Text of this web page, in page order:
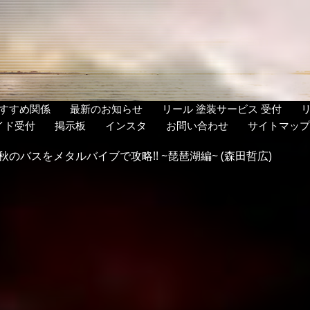
すめ関係 最新のお知らせ リール 塗装サービス 受付
ド受付
掲示板 インスタ お問い合わせ サイトマッ
のバスをメタルバイブで攻略!! ~琵琶湖編~ (森田哲広)